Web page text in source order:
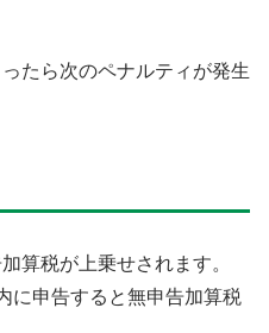
たら次のペナルティが発生
算税が上乗せされます。
に申告すると無申告加算税